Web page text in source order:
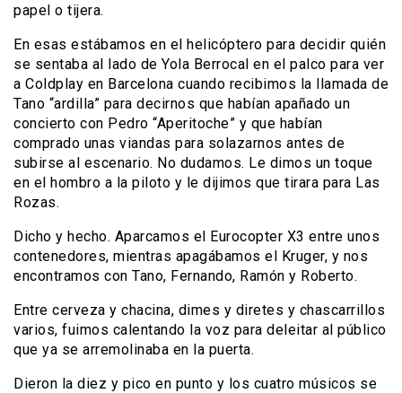
papel o tijera.
En esas estábamos en el helicóptero para decidir quién
se sentaba al lado de Yola Berrocal en el palco para ver
a Coldplay en Barcelona cuando recibimos la llamada de
Tano “ardilla” para decirnos que habían apañado un
concierto con Pedro “Aperitoche” y que habían
comprado unas viandas para solazarnos antes de
subirse al escenario. No dudamos. Le dimos un toque
en el hombro a la piloto y le dijimos que tirara para Las
Rozas.
Dicho y hecho. Aparcamos el Eurocopter X3 entre unos
contenedores, mientras apagábamos el Kruger, y nos
encontramos con Tano, Fernando, Ramón y Roberto.
Entre cerveza y chacina, dimes y diretes y chascarrillos
varios, fuimos calentando la voz para deleitar al público
que ya se arremolinaba en la puerta.
Dieron la diez y pico en punto y los cuatro músicos se